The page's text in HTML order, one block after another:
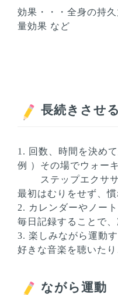
効果・・・全身の持
量効果 など
長続きさせ
回数、時間を決めて
例 ）その場でウォー
ステップエクササ
最初はむりをせず、
カレンダーやノー
毎日記録することで
楽しみながら運動す
好きな音楽を聴いた
ながら運動